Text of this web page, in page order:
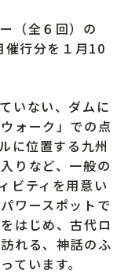
（全６回）の
催行分を１月10
いない、ダムに
ォーク」での点
に位置する九州
りなど、一般の
ビティを用意い
ワースポットで
はじめ、古代ロ
れる、神話のふ
ています。